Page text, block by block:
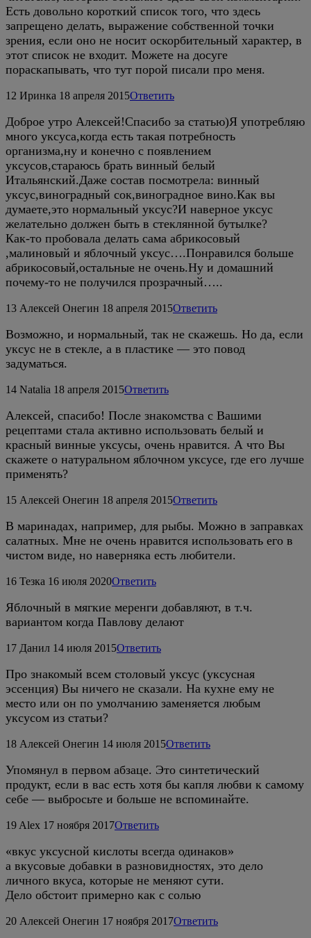
Есть довольно короткий список того, что здесь
запрещено делать, выражение собственной точки
зрения, если оно не носит оскорбительный характер, в
этот список не входит. Можете на досуге
пораскапывать, что тут порой писали про меня.
12 Иринка 18 апреля 2015Ответить
Доброе утро Алексей!Спасибо за статью)Я употребляю
много уксуса,когда есть такая потребность
организма,ну и конечно с появлением
уксусов,стараюсь брать винный белый
Итальянский.Даже состав посмотрела: винный
уксус,виноградный сок,виноградное вино.Как вы
думаете,это нормальный уксус?И наверное уксус
желательно должен быть в стеклянной бутылке?
Как-то пробовала делать сама абрикосовый
,малиновый и яблочный уксус….Понравился больше
абрикосовый,остальные не очень.Ну и домашний
почему-то не получился прозрачный…..
13 Алексей Онегин 18 апреля 2015Ответить
Возможно, и нормальный, так не скажешь. Но да, если
уксус не в стекле, а в пластике — это повод
задуматься.
14 Natalia 18 апреля 2015Ответить
Алексей, спасибо! После знакомства с Вашими
рецептами стала активно использовать белый и
красный винные уксусы, очень нравится. А что Вы
скажете о натуральном яблочном уксусе, где его лучше
применять?
15 Алексей Онегин 18 апреля 2015Ответить
В маринадах, например, для рыбы. Можно в заправках
салатных. Мне не очень нравится использовать его в
чистом виде, но наверняка есть любители.
16 Тезка 16 июля 2020Ответить
Яблочный в мягкие меренги добавляют, в т.ч.
вариантом когда Павлову делают
17 Данил 14 июля 2015Ответить
Про знакомый всем столовый уксус (уксусная
эссенция) Вы ничего не сказали. На кухне ему не
место или он по умолчанию заменяется любым
уксусом из статьи?
18 Алексей Онегин 14 июля 2015Ответить
Упомянул в первом абзаце. Это синтетический
продукт, если в вас есть хотя бы капля любви к самому
себе — выбросьте и больше не вспоминайте.
19 Alex 17 ноября 2017Ответить
«вкус уксусной кислоты всегда одинаков»
а вкусовые добавки в разновидностях, это дело
личного вкуса, которые не меняют сути.
Дело обстоит примерно как с солью
20 Алексей Онегин 17 ноября 2017Ответить